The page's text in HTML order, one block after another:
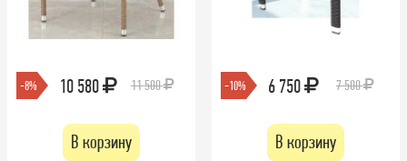
-8% 10 580 11 500
В корзину
-10% 6 750 7 500
В корзину